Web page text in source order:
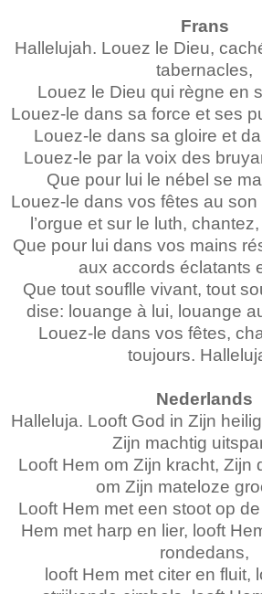
Frans
Hallelujah. Louez le Dieu,
tabernacles,
Louez le Dieu qui règne en
Louez-le dans sa force et ses
Louez-le dans sa gloire et
Louez-le par la voix des
Que pour lui le nébel se
Louez-le dans vos fêtes au
l’orgue et sur le luth,
Que pour lui dans vos mains
aux accords éclatants
Que tout souflle vivant, tout
dise: louange à lui, louange
Louez-le dans vos fêtes,
toujours.
Nederlands
Halleluja. Looft God in Zijn
Zijn machtig
Looft Hem om Zijn kracht, Zijn
om Zijn mateloze
Looft Hem met een stoot op
Hem met harp en lier, looft
rondedans,
looft Hem met citer en fluit,